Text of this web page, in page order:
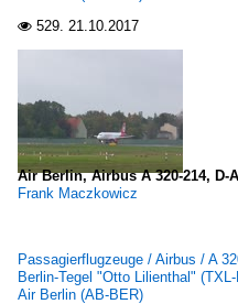
 529. 21.10.2017
Air Berlin, Airbus A 320-214, D-
Frank Maczkowicz
Passagierflugzeuge / Airbus / A
Berlin-Tegel "Otto Lilienthal"
Air Berlin (AB-BER)